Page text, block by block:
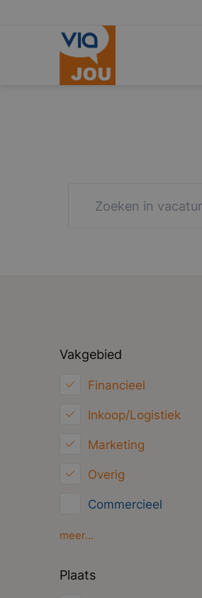
Vakgebied
Financieel
Inkoop/Logistiek
Marketing
Overig
Commercieel
Klantenservice
meer...
Plaats